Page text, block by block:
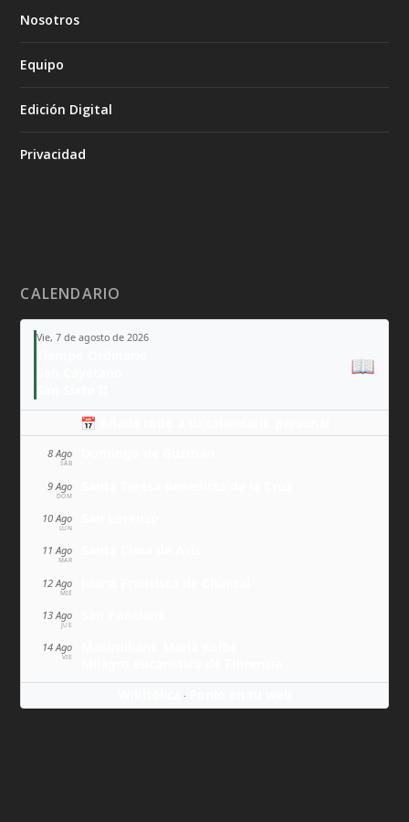
Nosotros
Equipo
Edición Digital
Privacidad
CALENDARIO
Vie, 7 de agosto de 2026
📖
📅 Añade todo a tu calendario personal
8 Ago
SÁB
9 Ago
DOM
10 Ago
LUN
11 Ago
MAR
12 Ago
MIÉ
13 Ago
JUE
14 Ago
VIE
·